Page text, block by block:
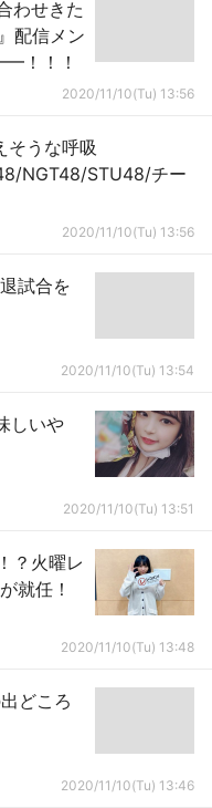
わせきた
配信メン
！！！
2020/11/10(Tu) 13:56
そうな呼吸
NGT48/STU48/チー
2020/11/10(Tu) 13:56
試合を
2020/11/10(Tu) 13:54
しいや
2020/11/10(Tu) 13:51
？火曜レ
就任！
2020/11/10(Tu) 13:48
どころ
2020/11/10(Tu) 13:46